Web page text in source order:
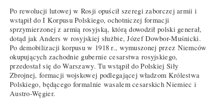
Po rewolucji lutowej w Rosji opuścił szeregi zaborczej armii i
wstąpił do I Korpusu Polskiego, ochotniczej formacji
sprzymierzonej z armią rosyjską, którą dowodził polski generał,
dotąd jak Anders w rosyjskiej służbie, Józef Dowbor-Muśnicki.
Po demobilizacji korpusu w 1918 r., wymuszonej przez Niemców
okupujących zachodnie gubernie cesarstwa rosyjskiego,
przedostał się do Warszawy. Tu wstąpił do Polskiej Siły
Zbrojnej, formacji wojskowej podlegającej władzom Królestwa
Polskiego, będącego formalnie wasalem cesarskich Niemiec i
Austro-Węgier.